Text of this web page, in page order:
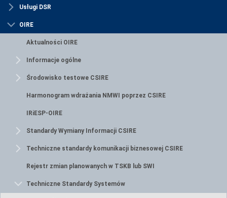
Usługi DSR
OIRE
Aktualności OIRE
Informacje ogólne
Środowisko testowe CSIRE
Harmonogram wdrażania NMWI poprzez CSIRE
IRiESP-OIRE
Standardy Wymiany Informacji CSIRE
Techniczne standardy komunikacji biznesowej CSIRE
Rejestr zmian planowanych w TSKB lub SWI
Techniczne Standardy Systemów